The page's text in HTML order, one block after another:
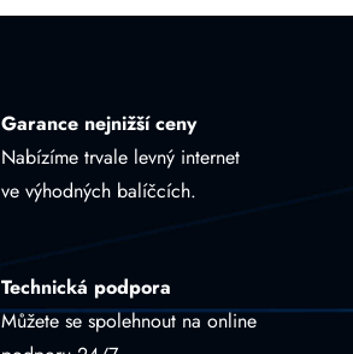
Garance nejnižší ceny
Nabízíme trvale levný internet
ve výhodných balíčcích.
Technická podpora
Můžete se spolehnout na online